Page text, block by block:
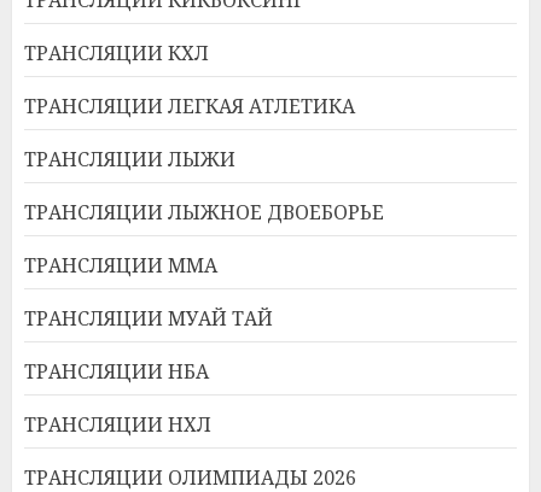
ТРАНСЛЯЦИИ КХЛ
ТРАНСЛЯЦИИ ЛЕГКАЯ АТЛЕТИКА
ТРАНСЛЯЦИИ ЛЫЖИ
ТРАНСЛЯЦИИ ЛЫЖНОЕ ДВОЕБОРЬЕ
ТРАНСЛЯЦИИ ММА
ТРАНСЛЯЦИИ МУАЙ ТАЙ
ТРАНСЛЯЦИИ НБА
ТРАНСЛЯЦИИ НХЛ
ТРАНСЛЯЦИИ ОЛИМПИАДЫ 2026